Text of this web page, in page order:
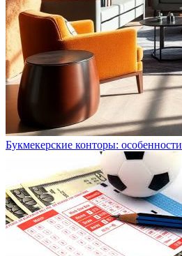
Букмекерские конторы: особенности